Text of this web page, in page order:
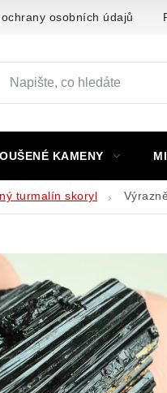
osobních údajů
KAMENY
turmalín skoryl